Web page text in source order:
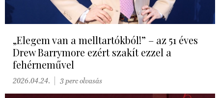
„Elegem van a melltartókból!” – az 51 éves
Drew Barrymore ezért szakít ezzel a
fehérneművel
2026.04.24. 3 perc olvasás